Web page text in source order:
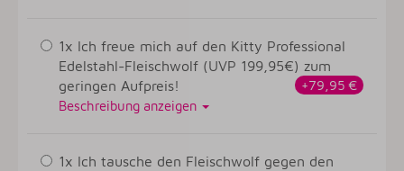
1x Ich freue mich auf den Kitty Professional
Edelstahl-Fleischwolf (UVP 199,95€) zum
geringen Aufpreis!
+79,95 €
Beschreibung anzeigen
1x Ich tausche den Fleischwolf gegen den